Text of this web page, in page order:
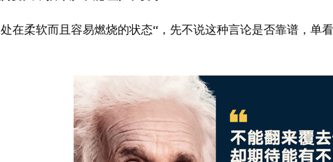
在柔软而且容易燃烧的状态“，先不说这种言论是否靠谱，